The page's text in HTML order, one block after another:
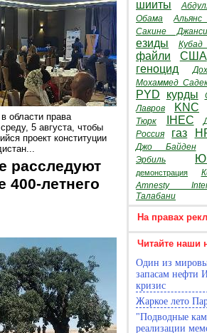
области права
5 августа, чтобы
проект конституции
расследуют
400-летнего
шииты
Обама
Сакине
езиды
файли
США
геноцид
Мохаммед
PYD курды
Лавров
KNC
Тюрк
IHEC
Россия газ
Джо Байден
Эрбиль
демонстрация
Amnesty
Талабани
На правах
Читайте наши
Один из
запасам нефти
кризис
Жаркое лето
"Подводные
реализации